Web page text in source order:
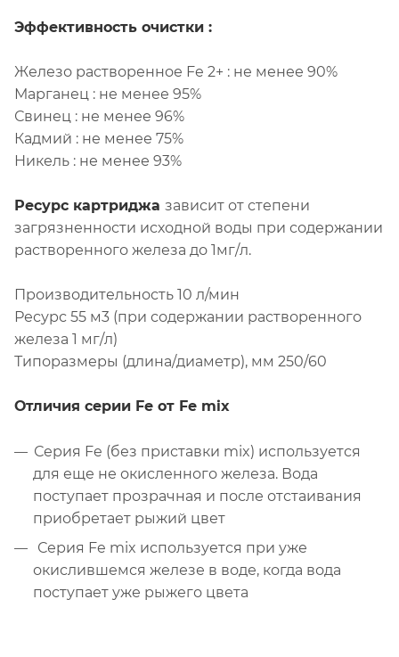
Эффективность очистки :
Железо растворенное Fe 2+ : не менее 90%
Марганец : не менее 95%
Свинец : не менее 96%
Кадмий : не менее 75%
Никель : не менее 93%
Ресурс картриджа зависит от степени
загрязненности исходной воды при содержании
растворенного железа до 1мг/л.
Производительность 10 л/мин
Ресурс 55 м3 (при содержании растворенного
железа 1 мг/л)
Типоразмеры (длина/диаметр), мм 250/60
Отличия серии Fe от Fe mix
Серия Fe (без приставки mix) используется
для еще не окисленного железа. Вода
поступает прозрачная и после отстаивания
приобретает рыжий цвет
Серия Fe mix используется при уже
окислившемся железе в воде, когда вода
поступает уже рыжего цвета